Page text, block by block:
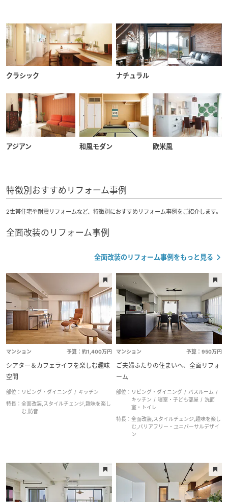
クラシック ナチュラル
アジアン 和風モダン 欧米風
特徴別おすすめリフォーム事例
2世帯住宅や耐震リフォームなど、特徴別におすすめリフォーム事例をご紹介します。
全面改装のリフォーム事例
全面改装のリフォーム事例をもっと見る
マンション 予算：約1,400万円
シアター＆カフェライフを楽しむ趣味
空間
部位： リビング・ダイニング
キッチン
特長： 全面改装,スタイルチェンジ,趣味を楽し
む,防音
マンション 予算：950万円
ご夫婦ふたりの住まいへ、全面リフォ
ーム
部位： リビング・ダイニング
バスルーム
キッチン
寝室・子ども部屋
洗面
室・トイレ
特長： 全面改装,スタイルチェンジ,趣味を楽し
む,バリアフリー・ユニバーサルデザイ
ン